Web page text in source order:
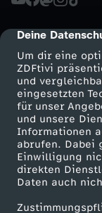
cmp-dialog-
Deine
Um dir eine
ZDFtivi
und
eingesetzten
für unser
und unsere
Informationen
abrufen. Dabei
Einwilligung
direkten
Daten auch
t
e
C
h
r
Mehr ZDF
ZDF-Apps
Smart TV
ZDFtext
Livestreams